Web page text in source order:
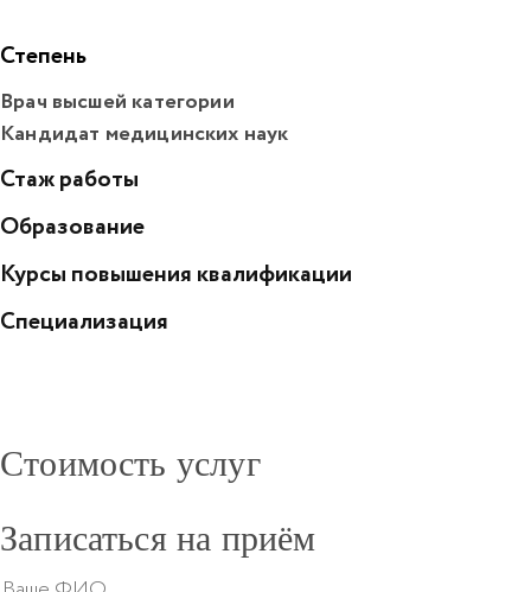
Степень
Врач высшей категории
Кандидат медицинских наук
Стаж работы
Образование
Курсы повышения квалификации
Специализация
Стоимость услуг
Записаться на приём